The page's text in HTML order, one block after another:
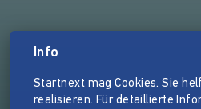
Info
Startnext mag Cookies. Sie
realisieren. Für detaillierte